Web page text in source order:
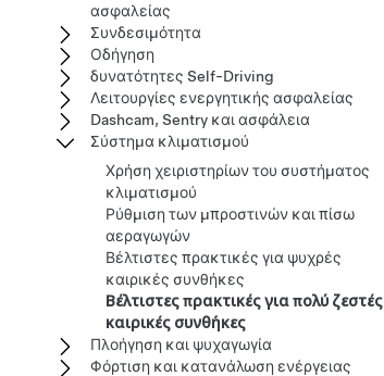
ασφαλείας
Συνδεσιμότητα
Οδήγηση
δυνατότητες Self-Driving
Λειτουργίες ενεργητικής ασφαλείας
Dashcam, Sentry και ασφάλεια
Σύστημα κλιματισμού
Χρήση χειριστηρίων του συστήματος
κλιματισμού
Ρύθμιση των μπροστινών και πίσω
αεραγωγών
Βέλτιστες πρακτικές για ψυχρές
καιρικές συνθήκες
Βέλτιστες πρακτικές για πολύ ζεστές
καιρικές συνθήκες
Πλοήγηση και ψυχαγωγία
Φόρτιση και κατανάλωση ενέργειας